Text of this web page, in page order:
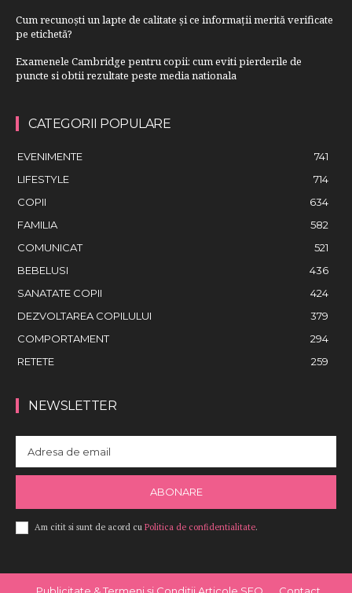
Cum recunoști un lapte de calitate și ce informații merită verificate
pe etichetă?
Examenele Cambridge pentru copii: cum eviti pierderile de
puncte si obtii rezultate peste media nationala
CATEGORII POPULARE
EVENIMENTE
741
LIFESTYLE
714
COPII
634
FAMILIA
582
COMUNICAT
521
BEBELUSI
436
SANATATE COPII
424
DEZVOLTAREA COPILULUI
379
COMPORTAMENT
294
RETETE
259
NEWSLETTER
ABONARE
Am citit si sunt de acord cu Politica de confidentialitate.
Publicitate & Termeni și Condiții Articole SEO Contact